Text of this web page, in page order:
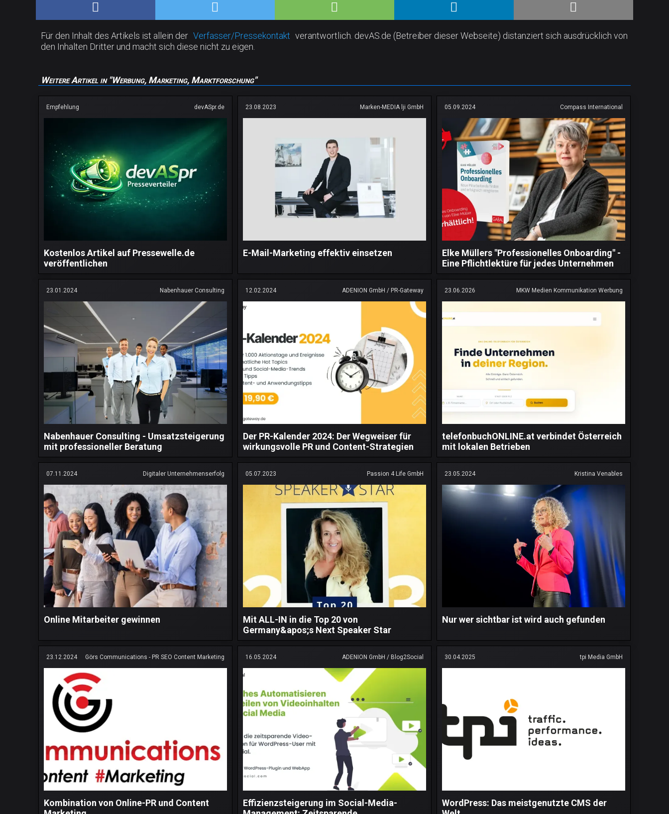
Für den Inhalt des Artikels ist allein der Verfasser/Pressekontakt verantwortlich. devAS.de (Betreiber dieser Webseite) distanziert sich ausdrücklich von
den Inhalten Dritter und macht sich diese nicht zu eigen.
Weitere Artikel in "Werbung, Marketing, Marktforschung"
Empfehlung devASpr.de
Kostenlos Artikel auf Pressewelle.de
veröffentlichen
23.08.2023 Marken-MEDIA lji GmbH
E-Mail-Marketing effektiv einsetzen
05.09.2024 Compass International
Elke Müllers "Professionelles Onboarding" -
Eine Pflichtlektüre für jedes Unternehmen
23.01.2024 Nabenhauer Consulting
Nabenhauer Consulting - Umsatzsteigerung
mit professioneller Beratung
12.02.2024 ADENION GmbH / PR-Gateway
Der PR-Kalender 2024: Der Wegweiser für
wirkungsvolle PR und Content-Strategien
23.06.2026 MKW Medien Kommunikation Werbung
telefonbuchONLINE.at verbindet Österreich
mit lokalen Betrieben
07.11.2024 Digitaler Unternehmenserfolg
Online Mitarbeiter gewinnen
05.07.2023 Passion 4 Life GmbH
Mit ALL-IN in die Top 20 von
Germany&apos;s Next Speaker Star
23.05.2024 Kristina Venables
Nur wer sichtbar ist wird auch gefunden
23.12.2024 Görs Communications - PR SEO Content Marketing
Kombination von Online-PR und Content
16.05.2024 ADENION GmbH / Blog2Social
Effizienzsteigerung im Social-Media-
30.04.2025 tpi Media GmbH
WordPress: Das meistgenutzte CMS der